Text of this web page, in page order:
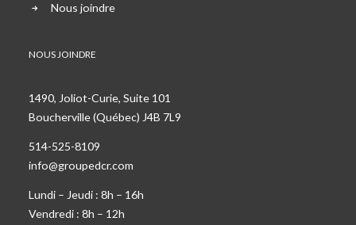
Nous joindre
NOUS JOINDRE
1490, Joliot-Curie, Suite 101
Boucherville (Québec) J4B 7L9
514-525-8109
info@groupedcr.com
Lundi – Jeudi : 8h – 16h
Vendredi : 8h – 12h